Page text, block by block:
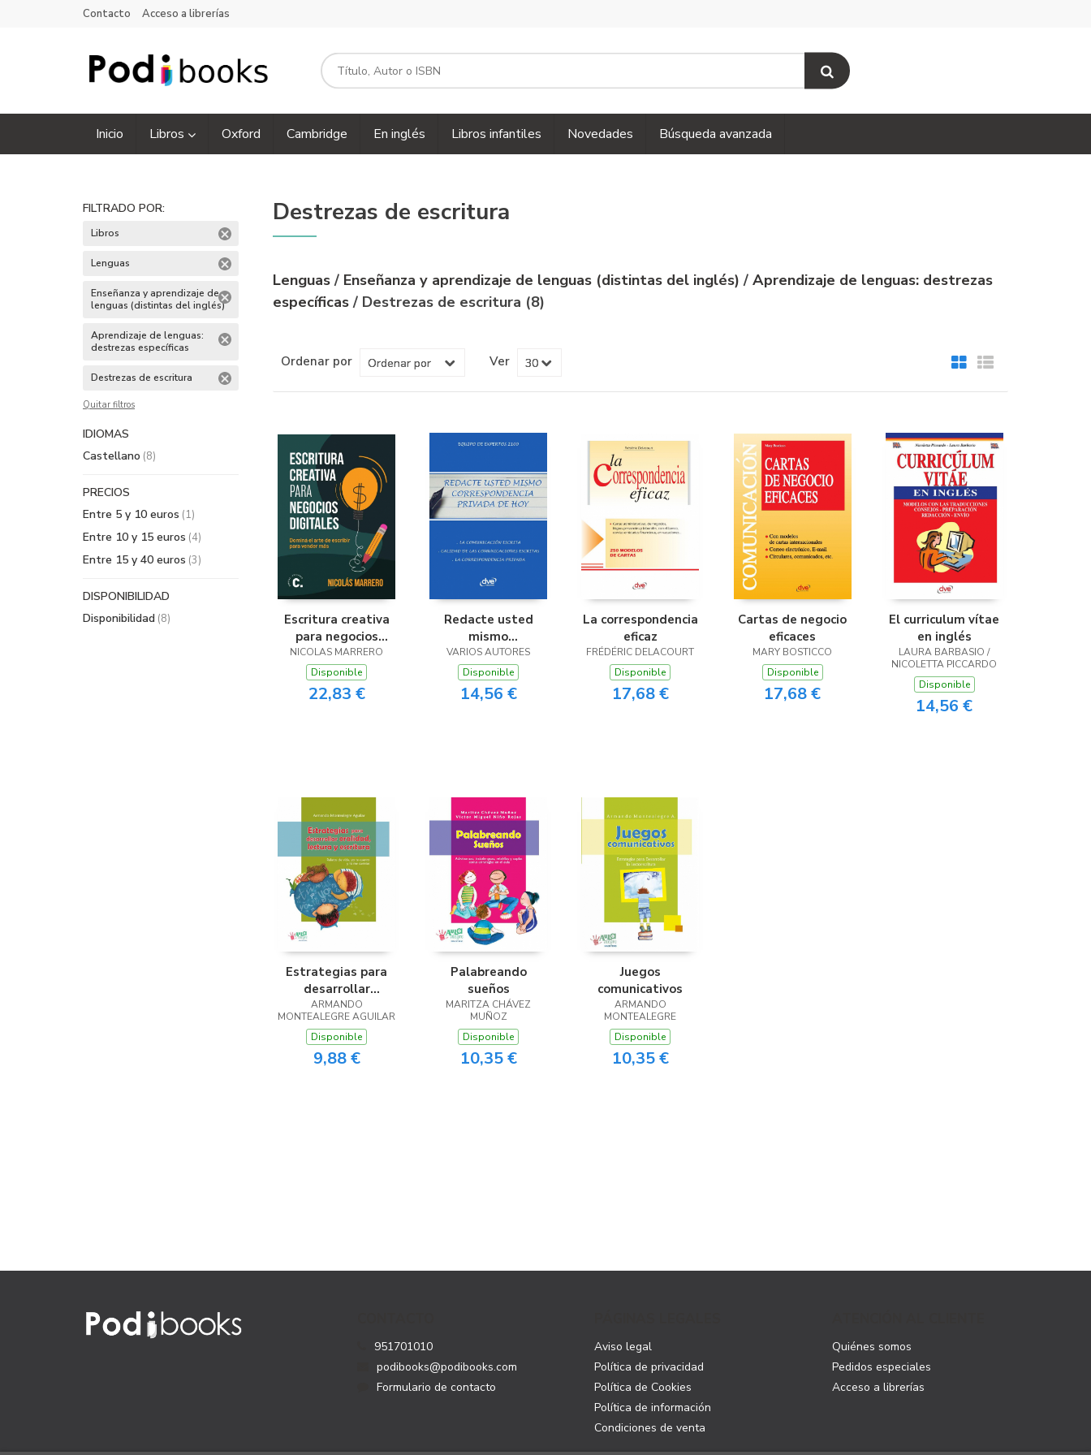
Contacto Acceso a librerías
Inicio Libros Oxford Cambridge En inglés Libros infantiles Novedades Búsqueda avanzada
Destrezas de escritura
Lenguas/ Enseñanza y aprendizaje de lenguas (distintas del inglés)/ Aprendizaje de lenguas: destrezas
específicas/ Destrezas de escritura (8)
Ordenar por Ver
Escritura creativa
para negocios
digitales
NICOLAS MARRERO
Disponible
22,83 €
Redacte usted
mismo
correspondencia
privada de hoy
VARIOS AUTORES
Disponible
14,56 €
La correspondencia
eficaz
FRÉDÉRIC DELACOURT
Disponible
17,68 €
Cartas de negocio
eficaces
MARY BOSTICCO
Disponible
17,68 €
El curriculum vítae
en inglés
LAURA BARBASIO /
NICOLETTA PICCARDO
Disponible
14,56 €
Estrategias para
desarrollar
oralidad, lectura y
escritura
ARMANDO
MONTEALEGRE AGUILAR
Disponible
9,88 €
Palabreando
sueños
MARITZA CHÁVEZ
MUÑOZ
Disponible
10,35 €
Juegos
comunicativos
ARMANDO
MONTEALEGRE
Disponible
10,35 €
FILTRADO POR:
Libros
Lenguas
Enseñanza y aprendizaje de
lenguas (distintas del inglés)
Aprendizaje de lenguas:
destrezas específicas
Destrezas de escritura
Quitar filtros
IDIOMAS
Castellano (8)
PRECIOS
Entre 5 y 10 euros (1)
Entre 10 y 15 euros (4)
Entre 15 y 40 euros (3)
DISPONIBILIDAD
Disponibilidad (8)
951701010
podibooks@podibooks.com
Formulario de contacto
Aviso legal
Política de privacidad
Política de Cookies
Política de información
Condiciones de venta
Quiénes somos
Pedidos especiales
Acceso a librerías